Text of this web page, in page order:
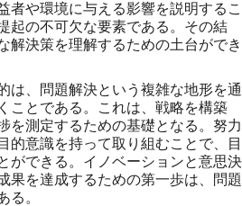
者や環境に与える影響を説明するこ
起の不可欠な要素である。その結
解決策を理解するための土台ができ
は、問題解決という複雑な地形を通
ことである。これは、戦略を構築
を測定するための基礎となる。努力
的意識を持って取り組むことで、目
ができる。イノベーションと意思決
果を達成するための第一歩は、問題
る。